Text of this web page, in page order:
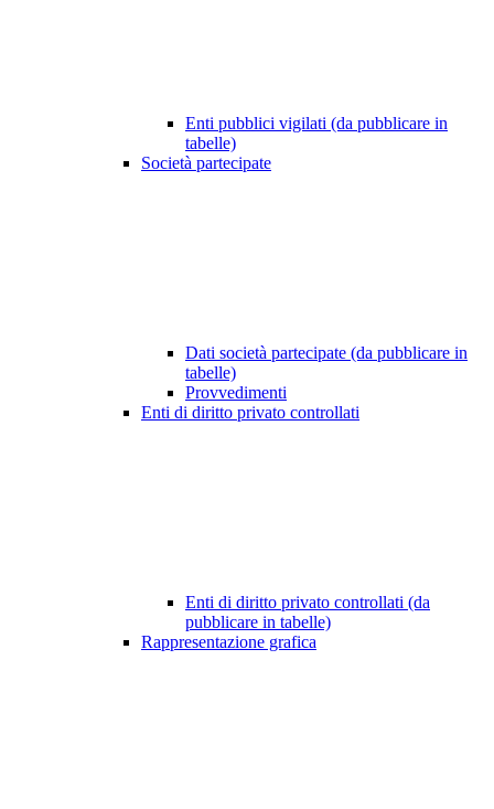
Enti pubblici vigilati (da pubblicare in
tabelle)
Società partecipate
Dati società partecipate (da pubblicare in
tabelle)
Provvedimenti
Enti di diritto privato controllati
Enti di diritto privato controllati (da
pubblicare in tabelle)
Rappresentazione grafica